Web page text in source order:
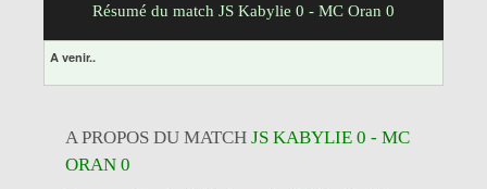
Résumé du match JS Kabylie 0 - MC Oran 0
A venir..
A PROPOS DU MATCH JS KABYLIE 0 - MC
ORAN 0